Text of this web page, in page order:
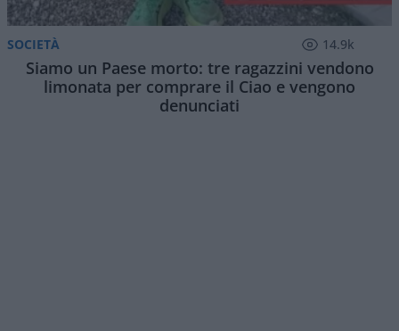
SOCIETÀ 14.9k
Siamo un Paese morto: tre ragazzini vendono
limonata per comprare il Ciao e vengono
denunciati